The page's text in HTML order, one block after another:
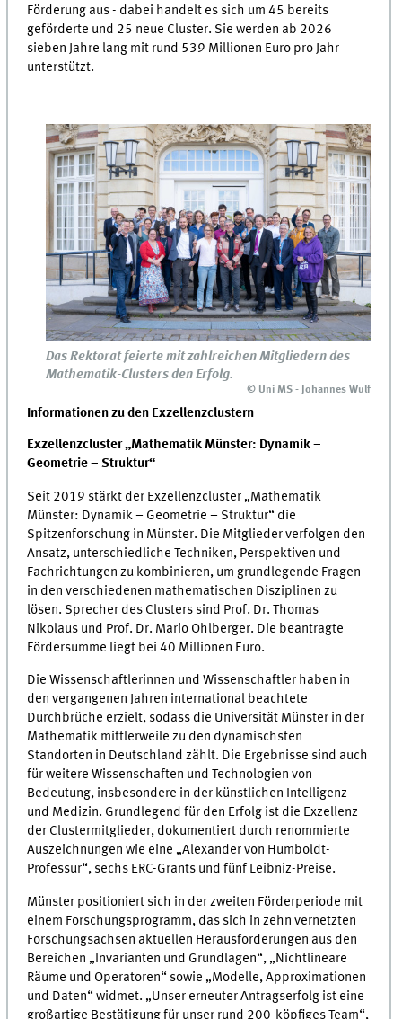
Förderung aus - dabei handelt es sich um 45 bereits
geförderte und 25 neue Cluster. Sie werden ab 2026
sieben Jahre lang mit rund 539 Millionen Euro pro Jahr
unterstützt.
Das Rektorat feierte mit zahlreichen Mitgliedern des
Mathematik-Clusters den Erfolg.
© Uni MS - Johannes Wulf
Informationen zu den Exzellenzclustern
Exzellenzcluster „Mathematik Münster: Dynamik –
Geometrie – Struktur“
Seit 2019 stärkt der Exzellenzcluster „Mathematik
Münster: Dynamik – Geometrie – Struktur“ die
Spitzenforschung in Münster. Die Mitglieder verfolgen den
Ansatz, unterschiedliche Techniken, Perspektiven und
Fachrichtungen zu kombinieren, um grundlegende Fragen
in den verschiedenen mathematischen Disziplinen zu
lösen. Sprecher des Clusters sind Prof. Dr. Thomas
Nikolaus und Prof. Dr. Mario Ohlberger. Die beantragte
Fördersumme liegt bei 40 Millionen Euro.
Die Wissenschaftlerinnen und Wissenschaftler haben in
den vergangenen Jahren international beachtete
Durchbrüche erzielt, sodass die Universität Münster in der
Mathematik mittlerweile zu den dynamischsten
Standorten in Deutschland zählt. Die Ergebnisse sind auch
für weitere Wissenschaften und Technologien von
Bedeutung, insbesondere in der künstlichen Intelligenz
und Medizin. Grundlegend für den Erfolg ist die Exzellenz
der Clustermitglieder, dokumentiert durch renommierte
Auszeichnungen wie eine „Alexander von Humboldt-
Professur“, sechs ERC-Grants und fünf Leibniz-Preise.
Münster positioniert sich in der zweiten Förderperiode mit
einem Forschungsprogramm, das sich in zehn vernetzten
Forschungsachsen aktuellen Herausforderungen aus den
Bereichen „Invarianten und Grundlagen“, „Nichtlineare
Räume und Operatoren“ sowie „Modelle, Approximationen
und Daten“ widmet. „Unser erneuter Antragserfolg ist eine
großartige Bestätigung für unser rund 200-köpfiges Team“,